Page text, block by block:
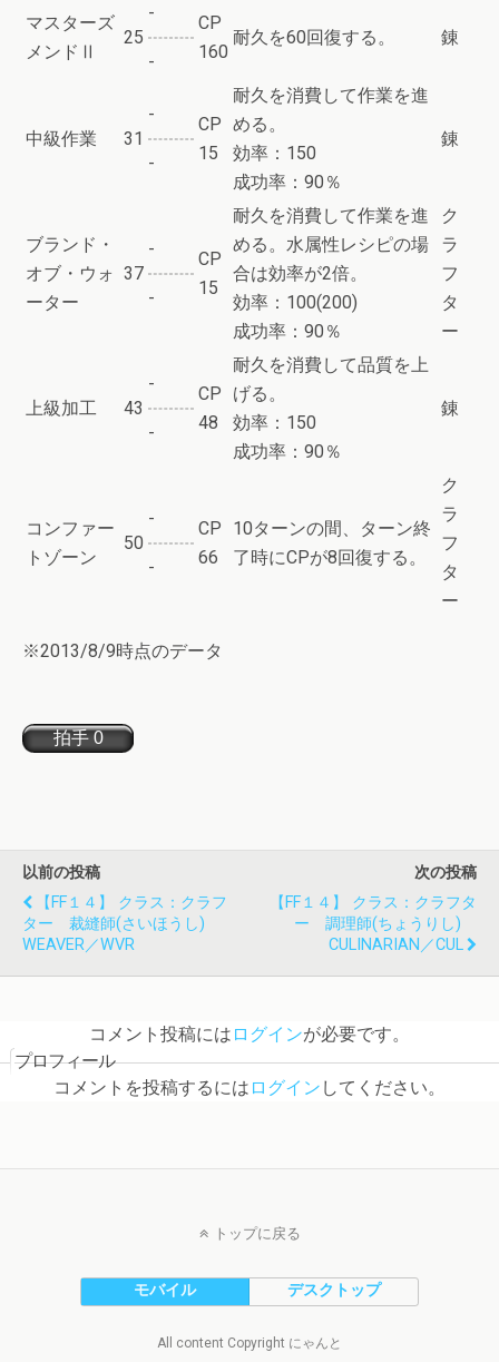
マスターズ
メンドⅡ
25
-
-
CP
160
耐久を60回復する。 錬
中級作業 31
-
-
CP
15
耐久を消費して作業を進
める。
効率：150
成功率：90％
錬
ブランド・
オブ・ウォ
ーター
37
-
-
CP
15
耐久を消費して作業を進
める。水属性レシピの場
合は効率が2倍。
効率：100(200)
成功率：90％
ク
ラ
フ
タ
ー
上級加工 43
-
-
CP
48
耐久を消費して品質を上
げる。
効率：150
成功率：90％
錬
コンファー
トゾーン
50
-
-
CP
66
10ターンの間、ターン終
了時にCPが8回復する。
ク
ラ
フ
タ
ー
※2013/8/9時点のデータ
以前の投稿
【FF１４】 クラス：クラフ
ター 裁縫師(さいほうし)
WEAVER／WVR
次の投稿
【FF１４】 クラス：クラフタ
ー 調理師(ちょうりし)
CULINARIAN／CUL
コメント投稿には ログインが必要です。
プロフィール
コメントを投稿するには ログイン してください。
トップに戻る
モバイル デスクトップ
All content Copyright にゃんと